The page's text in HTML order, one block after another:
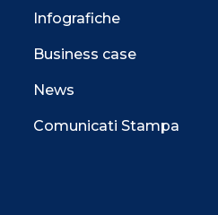
Infografiche
Business case
News
Comunicati Stampa